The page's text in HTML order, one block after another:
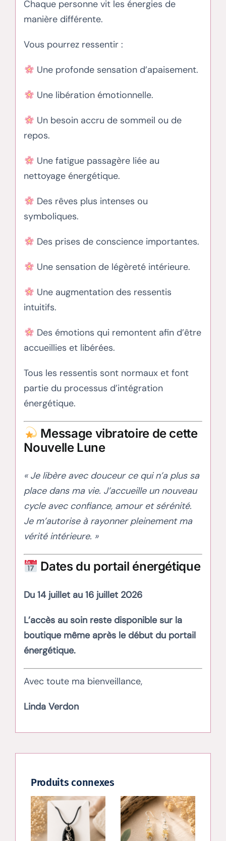
Chaque personne vit les énergies de
manière différente.
Vous pourrez ressentir :
Une profonde sensation d’apaisement.
Une libération émotionnelle.
Un besoin accru de sommeil ou de
repos.
Une fatigue passagère liée au
nettoyage énergétique.
Des rêves plus intenses ou
symboliques.
Des prises de conscience importantes.
Une sensation de légèreté intérieure.
Une augmentation des ressentis
intuitifs.
Des émotions qui remontent afin d’être
accueillies et libérées.
Tous les ressentis sont normaux et font
partie du processus d’intégration
énergétique.
Message vibratoire de cette
Nouvelle Lune
« Je libère avec douceur ce qui n’a plus sa
place dans ma vie. J’accueille un nouveau
cycle avec confiance, amour et sérénité.
Je m’autorise à rayonner pleinement ma
vérité intérieure. »
Dates du portail énergétique
Du 14 juillet au 16 juillet 2026
L’accès au soin reste disponible sur la
boutique même après le début du portail
énergétique.
Avec toute ma bienveillance,
Linda Verdon
Produits connexes